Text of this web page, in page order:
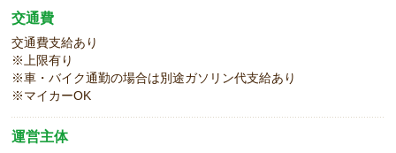
交通費
交通費支給あり
※上限有り
※車・バイク通勤の場合は別途ガソリン代支給あり
※マイカーOK
運営主体